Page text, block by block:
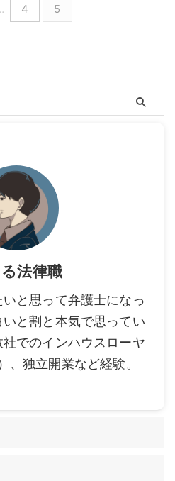
4 5
法律職
と思って弁護士になっ
と割と本気で思ってい
でのインハウスローヤ
、独立開業など経験。